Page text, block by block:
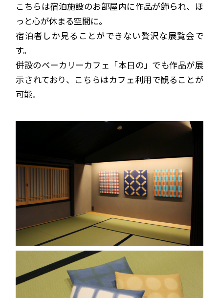
こちらは宿泊施設のお部屋内に作品が飾られ、ほ
っと心が休まる空間に。
宿泊者しか見ることができない贅沢な展覧会で
す。
併設のベーカリーカフェ「本日の」でも作品が展
示されており、こちらはカフェ利用で観ることが
可能。